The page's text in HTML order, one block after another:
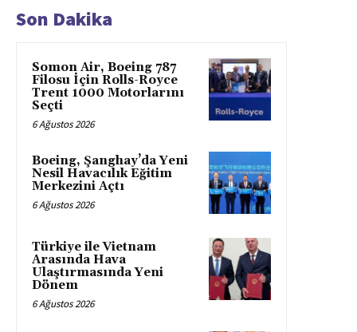
Son Dakika
Somon Air, Boeing 787
Filosu İçin Rolls-Royce
Trent 1000 Motorlarını
Seçti
6 Ağustos 2026
Boeing, Şanghay’da Yeni
Nesil Havacılık Eğitim
Merkezini Açtı
6 Ağustos 2026
Türkiye ile Vietnam
Arasında Hava
Ulaştırmasında Yeni
Dönem
6 Ağustos 2026